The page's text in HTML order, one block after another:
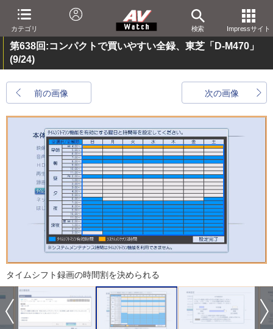
カテゴリ 検索 Impressサイト
第638回:コンパクトで買いやすい全録、東芝「D-M470」
(9/24)
前の画像 次の画像
タイムシフト録画の時間割を決められる